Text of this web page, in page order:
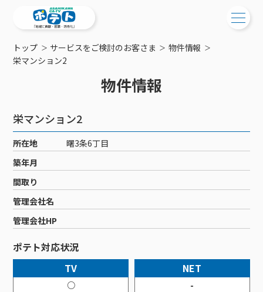
ご検討中の方
工事・配線について
新居をご検討中の方へ
ポテトを導入している集合住宅
物件情報
特典・キャンペーン
おトクな割引サービス
ご加入中の方
ご加入中のサービス確認・変更
WEBメール
サポートサービス
サポートサービストップ
リモートコール
回線速度測定
接続・設定⽅法
訪問サポート＆サポートパックサービス料⾦表
新着情報
メンテナンス・障害情報
ポテトからのプレゼント
イベントカレンダー
サービス案内
サービス案内
ケーブルテレビ
ケーブルテレビトップ
チャンネル紹介
料⾦プラン
NHK衛星受信料団体⼀括⽀払
機器⼀覧
インターネット
インターネットトップ
料⾦プラン
Wi-Fiサービス
ポテトホーム防犯カメラ
固定電話
固定電話トップ
基本料⾦・通話料⾦
オプションサービス
ポテトスマートフォントップ
料⾦プラン
でんき
でんきトップ
暮らしを快適にするサービス
コミチャン
お困りの方はこちら
会社案内
メンテナンス
障害情報
トップ サービスをご検討のお客さま
物件情報
栄マンション2
物件情報
栄マンション2
所在地
曙3条6丁目
築年月
間取り
管理会社名
管理会社HP
ポテト対応状況
TV
○
NET
-